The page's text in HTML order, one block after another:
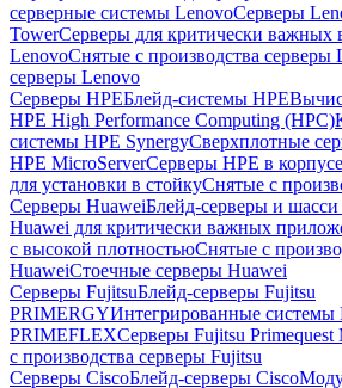
серверные системы LenovoСерверы
TowerСерверы для критически важных
LenovoСнятые с производства серверы
серверы Lenovo
Серверы HPEБлейд-системы HPE
HPE High Performance Computing (HPC)
системы HPE SynergyСверхплотные
HPE MicroServerСерверы HPE в
для установки в стойкуСнятые с
Серверы HuaweiБлейд-серверы и
Huawei для критически важных
с высокой плотностьюСнятые с
HuaweiСтоечные серверы Huawei
Серверы FujitsuБлейд-серверы Fujitsu
PRIMERGYИнтегрированные системы
PRIMEFLEXСерверы Fujitsu Primequest
с производства серверы Fujitsu
Серверы CiscoБлейд-серверы Cisco